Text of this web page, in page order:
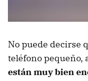
No puede decirse
teléfono pequeño,
están muy bien